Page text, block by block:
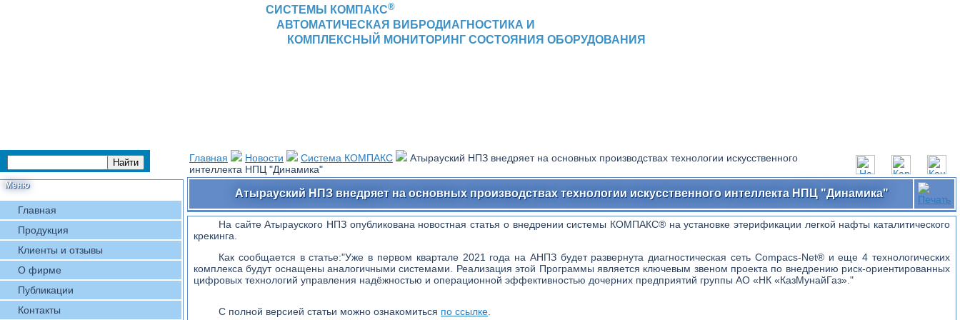
СИСТЕМЫ КОМПАКС®
АВТОМАТИЧЕСКАЯ ВИБРОДИАГНОСТИКА И
КОМПЛЕКСНЫЙ МОНИТОРИНГ СОСТОЯНИЯ ОБОРУДОВАНИЯ
Меню
Главная
Продукция
Клиенты и отзывы
О фирме
Публикации
Контакты
Главная Новости Система КОМПАКС
Атырауский НПЗ внедряет на основных производствах технологии искусственного
интеллекта НПЦ "Динамика"
Атырауский НПЗ внедряет на основных производствах технологии искусственного интеллекта НПЦ "Динамика"
На сайте Атырауского НПЗ опубликована новостная статья о внедрении системы КОМПАКС® на установке этерификации легкой нафты каталитического
крекинга.
Как сообщается в статье:"Уже в первом квартале 2021 года на АНПЗ будет развернута диагностическая сеть Compacs-Net® и еще 4 технологических
комплекса будут оснащены аналогичными системами. Реализация этой Программы является ключевым звеном проекта по внедрению риск-ориентированных
цифровых технологий управления надёжностью и операционной эффективностью дочерних предприятий группы АО «НК «КазМунайГаз»."
С полной версией статьи можно ознакомиться по ссылке